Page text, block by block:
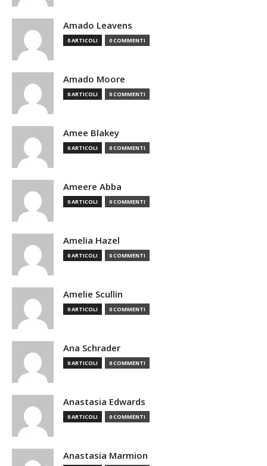
Amado Leavens
0 ARTICOLI 0 COMMENTI
Amado Moore
0 ARTICOLI 0 COMMENTI
Amee Blakey
0 ARTICOLI 0 COMMENTI
Ameere Abba
0 ARTICOLI 0 COMMENTI
Amelia Hazel
0 ARTICOLI 0 COMMENTI
Amelie Scullin
0 ARTICOLI 0 COMMENTI
Ana Schrader
0 ARTICOLI 0 COMMENTI
Anastasia Edwards
0 ARTICOLI 0 COMMENTI
Anastasia Marmion